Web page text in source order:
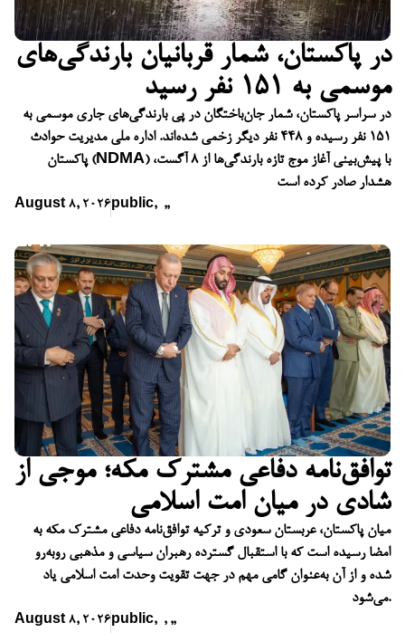
در پاکستان، شمار قربانیان بارندگی‌های
موسمی به ۱۵۱ نفر رسید
در سراسر پاکستان، شمار جان‌باختگان در پی بارندگی‌های جاری موسمی به
۱۵۱ نفر رسیده و ۴۴۸ نفر دیگر زخمی شده‌اند. اداره ملی مدیریت حوادث
پاکستان (NDMA) با پیش‌بینی آغاز موج تازه بارندگی‌ها از ۸ آگست،
هشدار صادر کرده است
August 8, 2026 public, ,,
توافق‌نامه دفاعی مشترک مکه؛ موجی از
شادی در میان امت اسلامی
میان پاکستان، عربستان سعودی و ترکیه توافق‌نامه دفاعی مشترک مکه به
امضا رسیده است که با استقبال گسترده رهبران سیاسی و مذهبی روبه‌رو
شده و از آن به‌عنوان گامی مهم در جهت تقویت وحدت امت اسلامی یاد
می‌شود.
August 8, 2026 public, ,,,